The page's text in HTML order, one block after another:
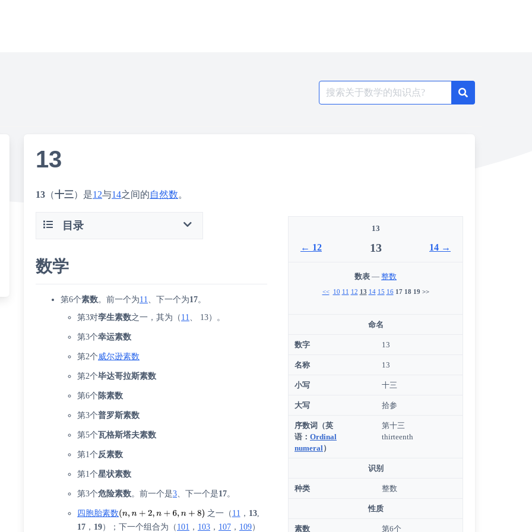
Search
for:
13
13 （十三）是12与14之间的自然数。
13
← 12 13 14 →
数表 — 整数
<< 10 11 12 13 14 15 16 17 18 19 >>
命名
数字 13
名称 13
小写 十三
大写 拾参
序数词 （英
语 ： Ordinal
numeral ）
第十三
thirteenth
识别
种类 整数
性质
素数 第6个
目录
数学
第6个素数。前一个为11、下一个为17。
第3对孪生素数之一，其为（ 11、 13）。
第3个幸运素数
第2个威尔逊素数
第2个毕达哥拉斯素数
第6个 陈素数
第3个普罗斯素数
第5个瓦格斯塔夫素数
第1个反素数
第1个星状素数
第3个危险素数。前一个是3、下一个是17。
四胞胎素数 之一（ 11 ， 13,
17 ， 19）；下一个组合为（ 101 ， 103 ， 107 ， 109）